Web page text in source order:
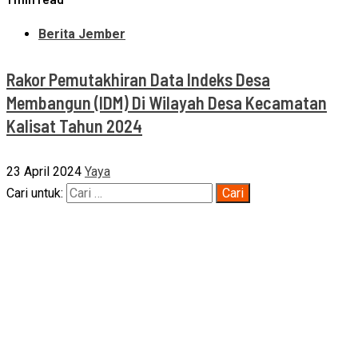
Berita Jember
Rakor Pemutakhiran Data Indeks Desa
Membangun (IDM) Di Wilayah Desa Kecamatan
Kalisat Tahun 2024
23 April 2024 Yaya
Cari untuk: